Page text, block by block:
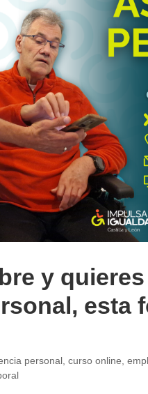
y
esta
personal ,curso online ,